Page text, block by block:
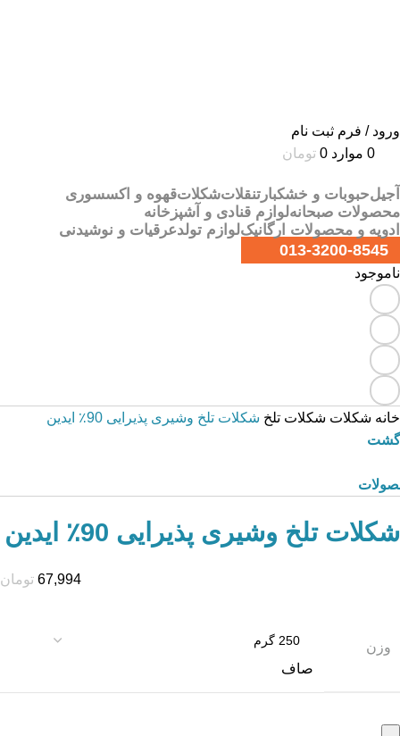
ورود / فرم ثبت نام
0 موارد 0 تومان
آجیلحبوبات و خشکبار تنقلاتشکلاتقهوه و اکسسوری
محصولات صبحانهلوازم قنادی و آشپزخانه
ادویه و محصولات ارگانیکلوازم تولدعرقیات و نوشیدنی
013-3200-8545
ناموجود
خانه شکلات شکلات تلخ شکلات تلخ وشیری پذیرایی 90٪ ایدین
شکلات تلخ وشیری پذیرایی 90٪ ایدین
67,994 تومان
وزن
صاف